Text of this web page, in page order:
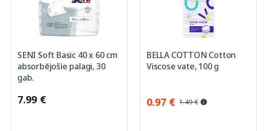
SENI Soft Basic 40 x 60 cm
absorbējošie palagi, 30
gab.
7.99 €
BELLA COTTON Cotton
Viscose vate, 100 g
0.97 € 1.49 €